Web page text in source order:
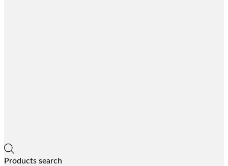
Products search